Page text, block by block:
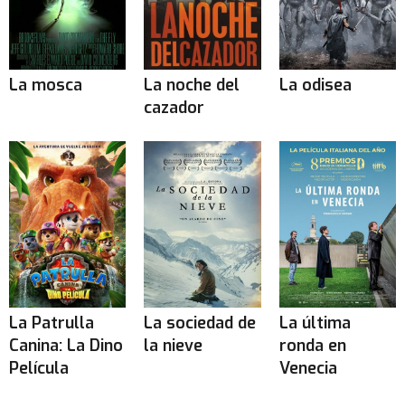
La mosca
La noche del
cazador
La odisea
La Patrulla
Canina: La Dino
Película
La sociedad de
la nieve
La última
ronda en
Venecia